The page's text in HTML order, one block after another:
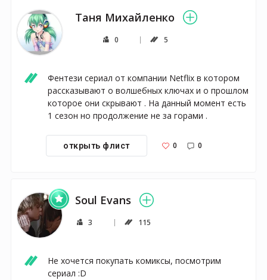
Таня Михайленко
0 5
Фентези сериал от компании Netflix в котором
рассказывают о волшебных ключах и о прошлом
которое они скрывают . На данный момент есть
1 сезон но продолжение не за горами .
открыть флист 0 0
Soul Evans
3 115
Не хочется покупать комиксы, посмотрим
сериал :D